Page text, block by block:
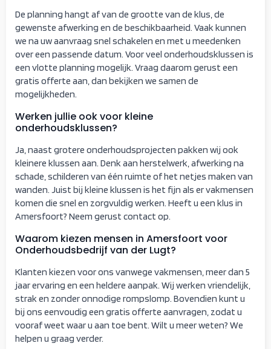
De planning hangt af van de grootte van de klus, de
gewenste afwerking en de beschikbaarheid. Vaak kunnen
we na uw aanvraag snel schakelen en met u meedenken
over een passende datum. Voor veel onderhoudsklussen is
een vlotte planning mogelijk. Vraag daarom gerust een
gratis offerte aan, dan bekijken we samen de
mogelijkheden.
Werken jullie ook voor kleine
onderhoudsklussen?
Ja, naast grotere onderhoudsprojecten pakken wij ook
kleinere klussen aan. Denk aan herstelwerk, afwerking na
schade, schilderen van één ruimte of het netjes maken van
wanden. Juist bij kleine klussen is het fijn als er vakmensen
komen die snel en zorgvuldig werken. Heeft u een klus in
Amersfoort? Neem gerust contact op.
Waarom kiezen mensen in Amersfoort voor
Onderhoudsbedrijf van der Lugt?
Klanten kiezen voor ons vanwege vakmensen, meer dan 5
jaar ervaring en een heldere aanpak. Wij werken vriendelijk,
strak en zonder onnodige rompslomp. Bovendien kunt u
bij ons eenvoudig een gratis offerte aanvragen, zodat u
vooraf weet waar u aan toe bent. Wilt u meer weten? We
helpen u graag verder.